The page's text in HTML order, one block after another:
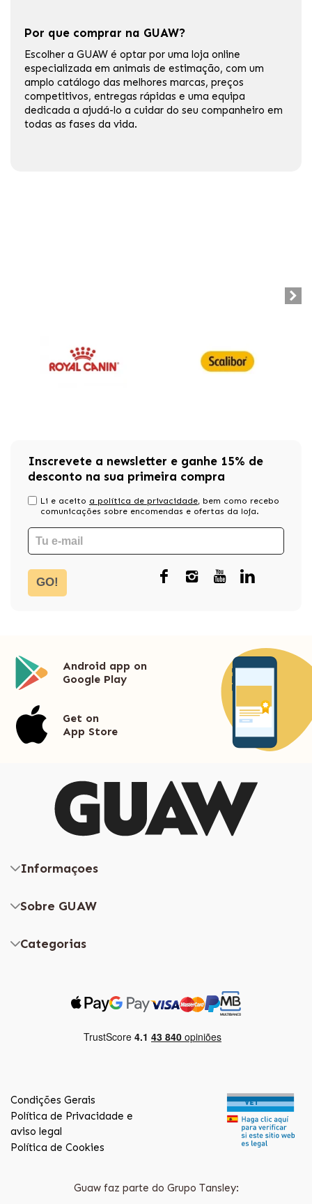
Por que comprar na GUAW?
Escolher a GUAW é optar por uma loja online
especializada em animais de estimação, com um
amplo catálogo das melhores marcas, preços
competitivos, entregas rápidas e uma equipa
dedicada a ajudá-lo a cuidar do seu companheiro em
todas as fases da vida.
Inscrevete a newsletter e ganhe 15% de
desconto na sua primeira compra
Li e aceito a política de privacidade, bem como recebo
comunicações sobre encomendas e ofertas da loja.
GO!
Android app on
Google Play
Get on
App Store
Informaçoes
Sobre GUAW
Categorias
Condições Gerais
Política de Privacidade e
aviso legal
Política de Cookies
Guaw faz parte do Grupo Tansley: